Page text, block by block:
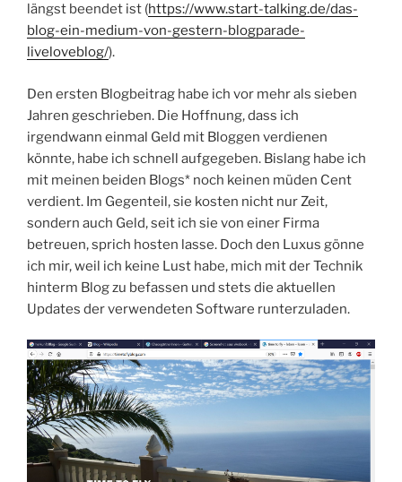
längst beendet ist (https://www.start-talking.de/das-
blog-ein-medium-von-gestern-blogparade-
liveloveblog/).
Den ersten Blogbeitrag habe ich vor mehr als sieben
Jahren geschrieben. Die Hoffnung, dass ich
irgendwann einmal Geld mit Bloggen verdienen
könnte, habe ich schnell aufgegeben. Bislang habe ich
mit meinen beiden Blogs* noch keinen müden Cent
verdient. Im Gegenteil, sie kosten nicht nur Zeit,
sondern auch Geld, seit ich sie von einer Firma
betreuen, sprich hosten lasse. Doch den Luxus gönne
ich mir, weil ich keine Lust habe, mich mit der Technik
hinterm Blog zu befassen und stets die aktuellen
Updates der verwendeten Software runterzuladen.